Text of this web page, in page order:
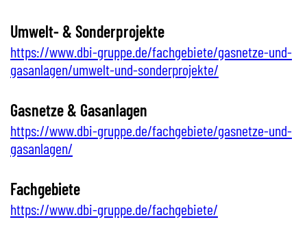
Umwelt- & Sonderprojekte
https://www.dbi-gruppe.de/fachgebiete/gasnetze-und-
gasanlagen/umwelt-und-sonderprojekte/
Gasnetze & Gasanlagen
https://www.dbi-gruppe.de/fachgebiete/gasnetze-und-
gasanlagen/
Fachgebiete
https://www.dbi-gruppe.de/fachgebiete/